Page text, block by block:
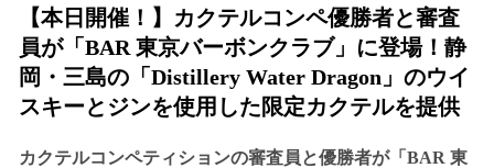
【本日開催！】カクテルコンペ優勝者と審査
員が「BAR 東京バーボンクラブ」に登場！静
岡・三島の「Distillery Water Dragon」のウイ
スキーとジンを使用した限定カクテルを提供
カクテルコンペティションの審査員と優勝者が「BAR 東